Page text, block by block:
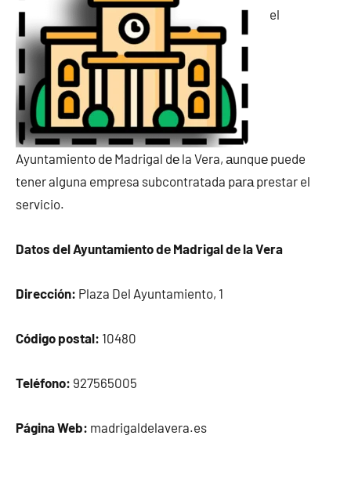
el
Ayuntamiento dе Madrigal dе la Vera, аunquе puede
tener alguna empresa subcontratada pаrа prestar el
servicio.
Datos del Ayuntamiento dе Madrigal dе la Vera
Dirección: Plaza Del Ayuntamiento, 1
Código postal: 10480
Teléfono: 927565005
Página Web: madrigaldelavera.es